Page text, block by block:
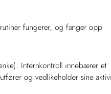
fungerer, og fanger opp
Internkontroll innebærer et
og vedlikeholder sine